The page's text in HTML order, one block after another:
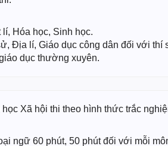
Hóa học, Sinh học.
Địa lí, Giáo dục công dân đối với
dục thường xuyên.
Xã hội thi theo hình thức trắc
ngữ 60 phút, 50 phút đối với mỗi